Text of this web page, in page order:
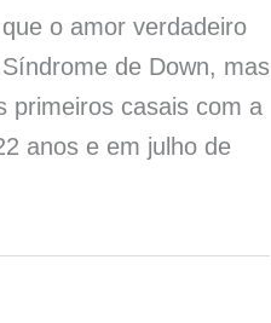
o amor verdadeiro
de Down, mas
primeiros casais com a
anos e em julho de